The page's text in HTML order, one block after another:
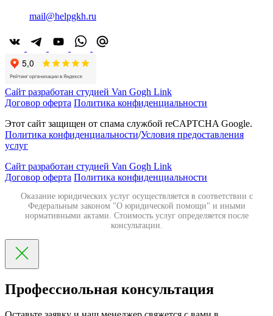
mail@helpgkh.ru
Сайт разработан студией Van Gogh Link
Договор оферта Политика конфиденциальности
Этот сайт защищен от спама службой reCAPTCHA Google.
Политика конфиденциальности/Условия предоставления
услуг
Сайт разработан студией Van Gogh Link
Договор оферта Политика конфиденциальности
Оказание юридических услуг осуществляется в соответствии с
Федеральным законом "О юридической помощи" и иными
нормативными актами. Стоимость услуг определяется после
консультации.
Профессиольная консультация